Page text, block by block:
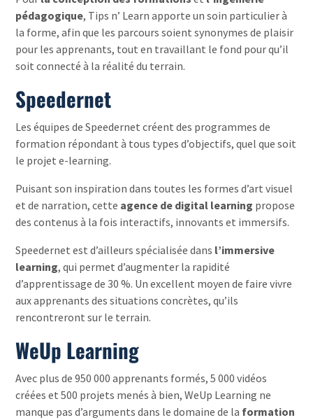
pédagogique, Tips n’ Learn apporte un soin particulier à
la forme, afin que les parcours soient synonymes de plaisir
pour les apprenants, tout en travaillant le fond pour qu’il
soit connecté à la réalité du terrain.
Speedernet
Les équipes de Speedernet créent des programmes de
formation répondant à tous types d’objectifs, quel que soit
le projet e-learning.
Puisant son inspiration dans toutes les formes d’art visuel
et de narration, cette agence de digital learning propose
des contenus à la fois interactifs, innovants et immersifs.
Speedernet est d’ailleurs spécialisée dans l’immersive
learning, qui permet d’augmenter la rapidité
d’apprentissage de 30 %. Un excellent moyen de faire vivre
aux apprenants des situations concrètes, qu’ils
rencontreront sur le terrain.
WeUp Learning
Avec plus de 950 000 apprenants formés, 5 000 vidéos
créées et 500 projets menés à bien, WeUp Learning ne
manque pas d’arguments dans le domaine de la formation